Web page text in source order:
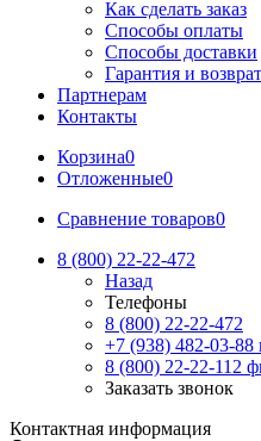
Как сделать заказ
Способы оплаты
Способы доставки
Гарантия и возврат
Партнерам
Контакты
Корзина0
Отложенные0
Сравнение товаров0
8 (800) 22-22-472
Назад
Телефоны
8 (800) 22-22-472
+7 (938) 482-03-88
8 (800) 22-22-112
Заказать звонок
Контактная информация